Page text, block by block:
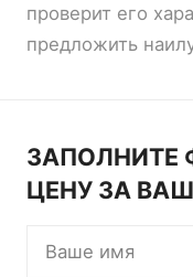
проверит его
предложить
ЗАПОЛНИТЕ
ЦЕНУ ЗА